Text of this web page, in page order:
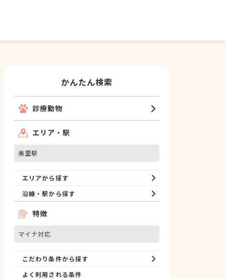
かんたん検索
診療動物
エリア・駅
美里駅
エリアから探す
沿線・駅から探す
特徴
マイナ対応
こだわり条件から探す
よく利用される条件